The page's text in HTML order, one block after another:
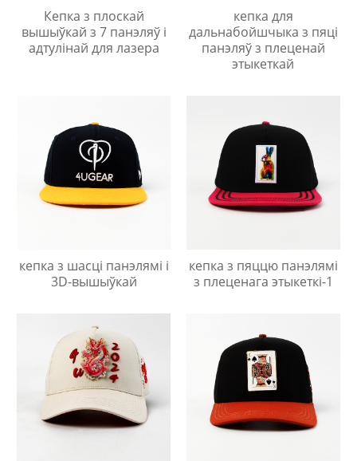
Кепка з плоскай
вышыўкай з 7 панэляў і
адтулінай для лазера
кепка для
дальнабойшчыка з пяці
панэляў з плеценай
этыкеткай
кепка з шасці панэлямі і
3D-вышыўкай
кепка з пяццю панэлямі
з плеценага этыкеткі-1